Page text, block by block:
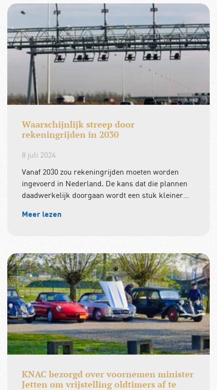
Waarschijnlijk streep door
rekeningrijden in 2030
8 juli 2024
Vanaf 2030 zou rekeningrijden moeten worden
ingevoerd in Nederland. De kans dat die plannen
daadwerkelijk doorgaan wordt een stuk kleiner…
Meer lezen
KNAC bezorgd over voornemen minister
Jetten om vrijstelling oldtimers af te